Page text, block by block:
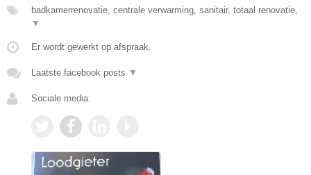
badkamerrenovatie, centrale verwarming, sanitair, totaal renovatie,
▼
Er wordt gewerkt op afspraak.
Laatste facebook posts ▼
Sociale media: